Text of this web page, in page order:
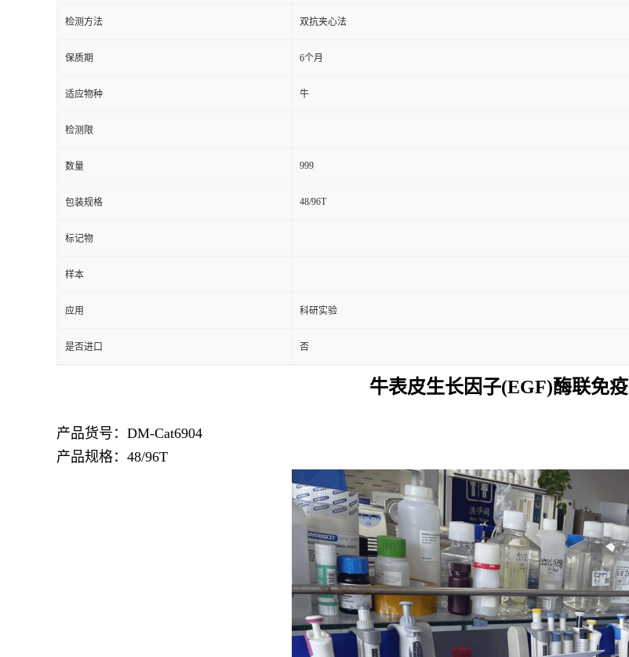
检测方法 双抗夹心法
保质期 6个月
适应物种 牛
检测限
数量 999
包装规格 48/96T
标记物
样本
应用 科研实验
是否进口 否
牛表皮生长因子(EGF)酶联免
产品货号：DM-Cat6904
产品规格：48/96T